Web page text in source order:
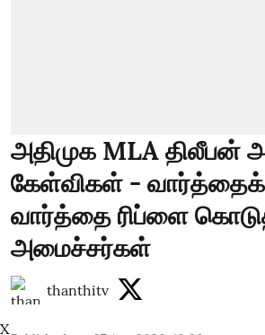
அதிமுக MLA திலீபன்
கேள்விகள் -
வார்த்தை ரிப்ளை
அமைச்சர்கள்
thanthitv
X